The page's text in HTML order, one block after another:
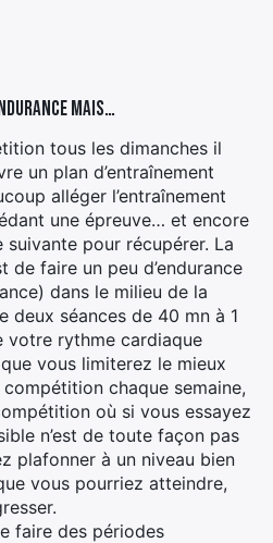
mais…
tous les dimanches il
un plan d’entraînement
alléger l’entraînement
une épreuve… et encore
suivante pour récupérer. La
de faire un peu d’endurance
dans le milieu de la
deux séances de 40 mn à 1
votre rythme cardiaque
vous limiterez le mieux
chaque semaine,
où si vous essayez
n’est de toute façon pas
plafonner à un niveau bien
vous pourriez atteindre,
faire des périodes